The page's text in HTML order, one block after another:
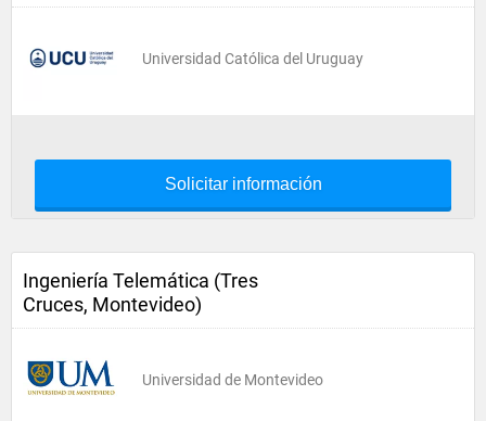
Universidad Católica del Uruguay
Solicitar información
Ingeniería Telemática (Tres
Cruces, Montevideo)
Universidad de Montevideo